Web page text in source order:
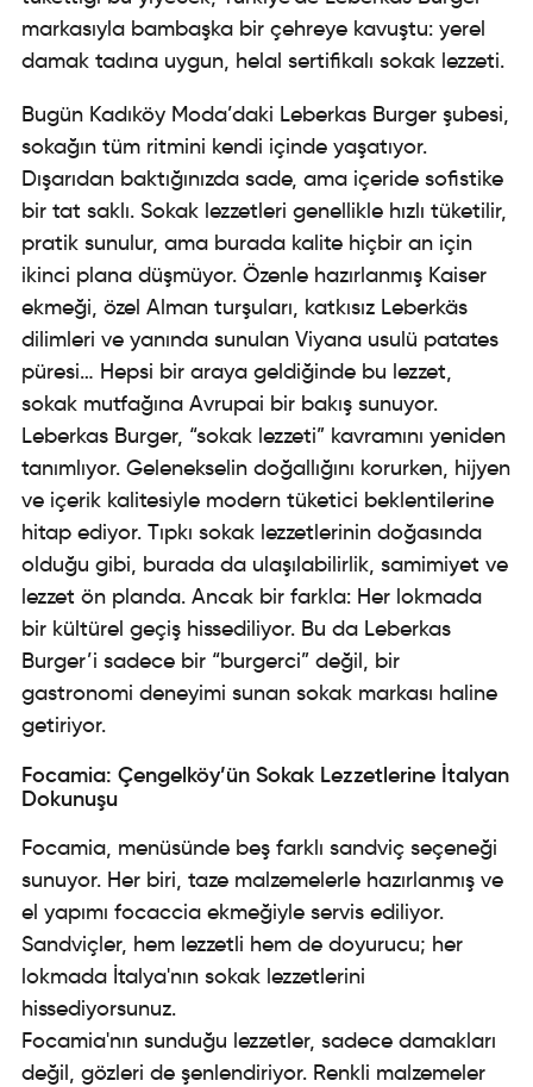
markasıyla bambaşka bir çehreye kavuştu: yerel
damak tadına uygun, helal sertifikalı sokak lezzeti.
Bugün Kadıköy Moda’daki Leberkas Burger şubesi,
sokağın tüm ritmini kendi içinde yaşatıyor.
Dışarıdan baktığınızda sade, ama içeride sofistike
bir tat saklı. Sokak lezzetleri genellikle hızlı tüketilir,
pratik sunulur, ama burada kalite hiçbir an için
ikinci plana düşmüyor. Özenle hazırlanmış Kaiser
ekmeği, özel Alman turşuları, katkısız Leberkäs
dilimleri ve yanında sunulan Viyana usulü patates
püresi… Hepsi bir araya geldiğinde bu lezzet,
sokak mutfağına Avrupai bir bakış sunuyor.
Leberkas Burger, “sokak lezzeti” kavramını yeniden
tanımlıyor. Gelenekselin doğallığını korurken, hijyen
ve içerik kalitesiyle modern tüketici beklentilerine
hitap ediyor. Tıpkı sokak lezzetlerinin doğasında
olduğu gibi, burada da ulaşılabilirlik, samimiyet ve
lezzet ön planda. Ancak bir farkla: Her lokmada
bir kültürel geçiş hissediliyor. Bu da Leberkas
Burger’i sadece bir “burgerci” değil, bir
gastronomi deneyimi sunan sokak markası haline
getiriyor.
Focamia: Çengelköy’ün Sokak Lezzetlerine İtalyan
Dokunuşu
Focamia, menüsünde beş farklı sandviç seçeneği
sunuyor. Her biri, taze malzemelerle hazırlanmış ve
el yapımı focaccia ekmeğiyle servis ediliyor.
Sandviçler, hem lezzetli hem de doyurucu; her
lokmada İtalya'nın sokak lezzetlerini
hissediyorsunuz.
Focamia'nın sunduğu lezzetler, sadece damakları
değil, gözleri de şenlendiriyor. Renkli malzemeler